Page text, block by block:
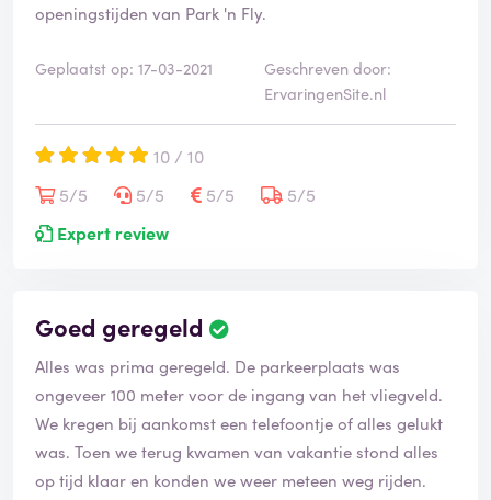
openingstijden van Park 'n Fly.
Geplaatst op: 17-03-2021
Geschreven door:
ErvaringenSite.nl
10 / 10
5/5
5/5 5/5
5/5
Expert review
Goed geregeld
B
o
o
r
d
e
l
Alles was prima geregeld. De parkeerplaats was
ongeveer 100 meter voor de ingang van het vliegveld.
We kregen bij aankomst een telefoontje of alles gelukt
was. Toen we terug kwamen van vakantie stond alles
op tijd klaar en konden we weer meteen weg rijden.